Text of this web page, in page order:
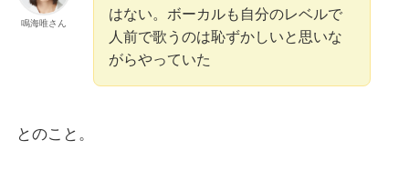
鳴海唯さん
はない。ボーカルも自分のレベルで
人前で歌うのは恥ずかしいと思いな
がらやっていた
とのこと。